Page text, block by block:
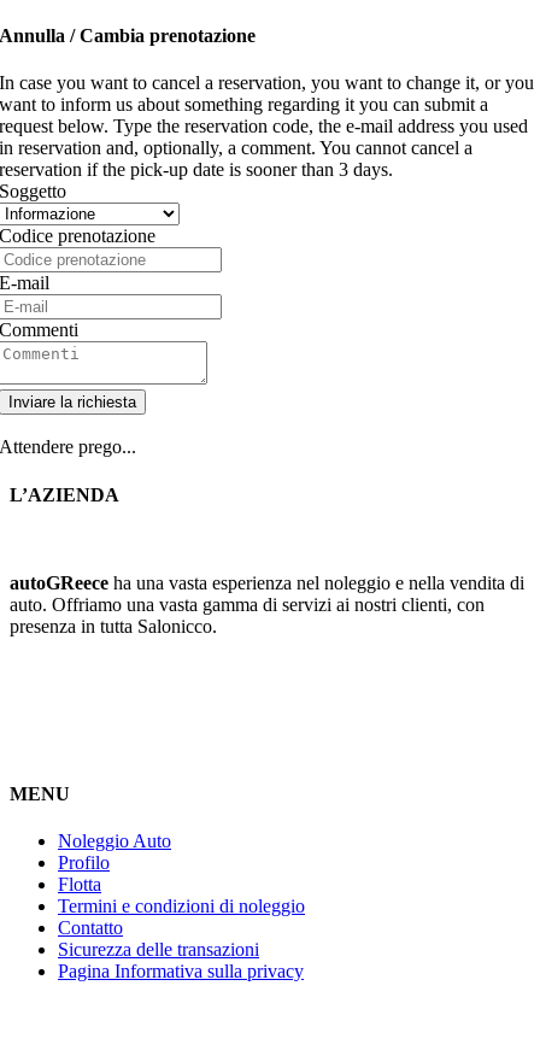
Annulla / Cambia prenotazione
In case you want to cancel a reservation, you want to change it, or you
want to inform us about something regarding it you can submit a
request below. Type the reservation code, the e-mail address you used
in reservation and, optionally, a comment. You cannot cancel a
reservation if the pick-up date is sooner than 3 days.
Soggetto
Codice prenotazione
E-mail
Commenti
Inviare la richiesta
Attendere prego...
L’AZIENDA
autoGReece ha una vasta esperienza nel noleggio e nella vendita di
auto. Offriamo una vasta gamma di servizi ai nostri clienti, con
presenza in tutta Salonicco.
MENU
Noleggio Auto
Profilo
Flotta
Termini e condizioni di noleggio
Contatto
Sicurezza delle transazioni
Pagina Informativa sulla privacy